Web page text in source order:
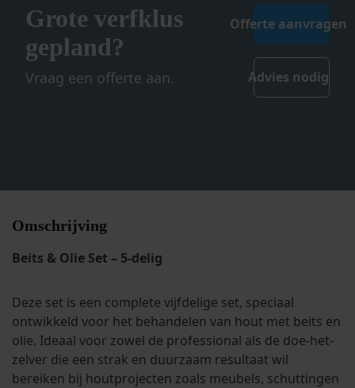
Grote verfklus
gepland?
Vraag een offerte aan.
Offerte aanvragen
Advies nodig
Omschrijving
Beits & Olie Set – 5-delig
Deze set is een complete vijfdelige set, speciaal
ontwikkeld voor het behandelen van hout met beits en
olie. Ideaal voor zowel de professional als de doe-het-
zelver die een strak en duurzaam resultaat wil
bereiken bij houtprojecten zoals meubels, schuttingen